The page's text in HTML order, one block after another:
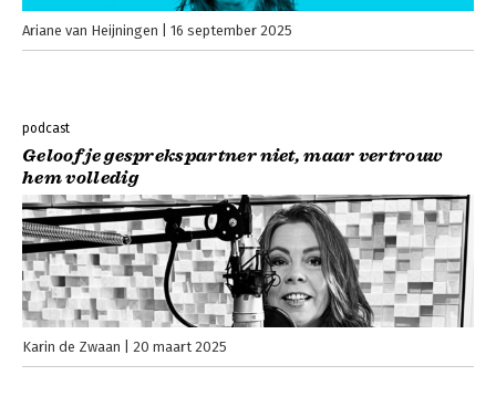
Ariane van Heijningen 16 september 2025
podcast
Geloof je gesprekspartner niet, maar vertrouw
hem volledig
Karin de Zwaan 20 maart 2025